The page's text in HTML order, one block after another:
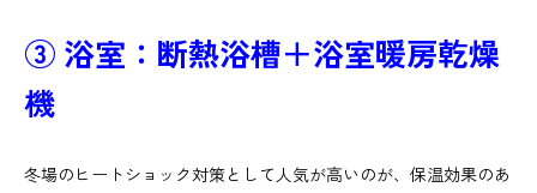
③ 浴室：断熱浴槽＋浴室暖房乾燥
機
冬場のヒートショック対策として人気が高いのが、保温効果のあ